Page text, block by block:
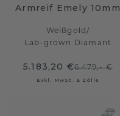
Armreif Emely 10mm
Weißgold/
Lab-grown Diamant
5.183,20 €6.479,- €
Exkl. MwSt. & Zölle